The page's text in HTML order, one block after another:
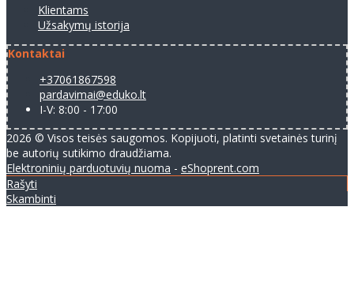
Klientams
Užsakymų istorija
Kontaktai
+37061867598
pardavimai@eduko.lt
I-V: 8:00 - 17:00
2026 © Visos teisės saugomos. Kopijuoti, platinti svetainės turinį
be autorių sutikimo draudžiama.
Elektroninių parduotuvių nuoma - eShoprent.com
Rašyti
Skambinti